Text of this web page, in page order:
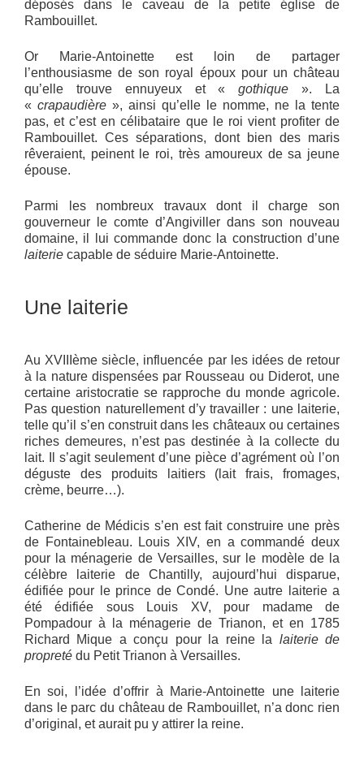
déposés dans le caveau de la petite église de
Rambouillet.
Or Marie-Antoinette est loin de partager
l’enthousiasme de son royal époux pour un château
qu’elle trouve ennuyeux et «gothique». La
« crapaudière », ainsi qu’elle le nomme, ne la tente
pas, et c’est en célibataire que le roi vient profiter de
Rambouillet. Ces séparations, dont bien des maris
rêveraient, peinent le roi, très amoureux de sa jeune
épouse.
Parmi les nombreux travaux dont il charge son
gouverneur le comte d’Angiviller dans son nouveau
domaine, il lui commande donc la construction d’une
laiterie capable de séduire Marie-Antoinette.
Une laiterie
Au XVIIIème siècle, influencée par les idées de retour
à la nature dispensées par Rousseau ou Diderot, une
certaine aristocratie se rapproche du monde agricole.
Pas question naturellement d’y travailler : une laiterie,
telle qu’il s’en construit dans les châteaux ou certaines
riches demeures, n’est pas destinée à la collecte du
lait. Il s’agit seulement d’une pièce d’agrément où l’on
déguste des produits laitiers (lait frais, fromages,
crème, beurre…).
Catherine de Médicis s’en est fait construire une près
de Fontainebleau. Louis XIV, en a commandé deux
pour la ménagerie de Versailles, sur le modèle de la
célèbre laiterie de Chantilly, aujourd’hui disparue,
édifiée pour le prince de Condé. Une autre laiterie a
été édifiée sous Louis XV, pour madame de
Pompadour à la ménagerie de Trianon, et en 1785
Richard Mique a conçu pour la reine la laiterie de
propreté du Petit Trianon à Versailles.
En soi, l’idée d’offrir à Marie-Antoinette une laiterie
dans le parc du château de Rambouillet, n’a donc rien
d’original, et aurait pu y attirer la reine.